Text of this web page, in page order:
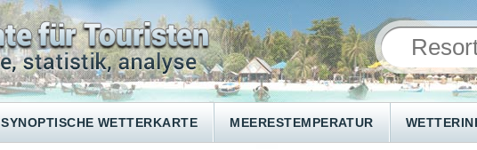
SYNOPTISCHE WETTERKARTE MEERESTEMPERATUR